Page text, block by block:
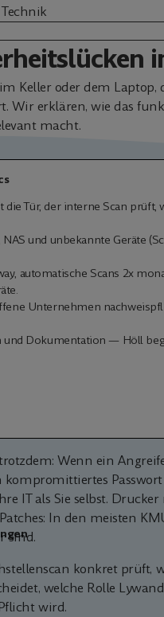
oder dem Laptop,
erklären, wie das
macht.
Tür, der interne Scan prüft,
und unbekannte Geräte
automatische Scans 2x
Unternehmen
Dokumentation — Höll
Wenn ein
Passwort
IT als Sie selbst.
In den meisten
sind.
konkret prüft,
welche Rolle
wird.